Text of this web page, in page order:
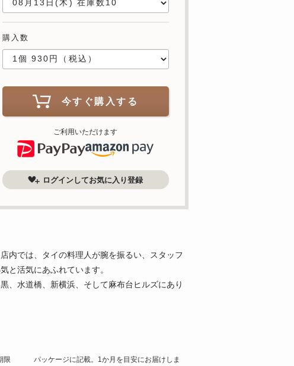
購入数
今すぐ購入する
ご利用いただけます
ログインしてお気に入り登録
内では、タイの料理人が腕を振るい、スタッフ
と活気にあふれています。
、水道橋、新横浜、そして麻布台ヒルズにあり
限
パッケージに記載。1か月を目安にお届けしま